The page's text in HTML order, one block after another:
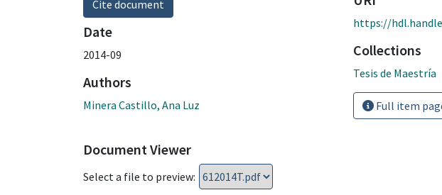
Cite document
Date
2014-09
Authors
Minera Castillo, Ana Luz
https://
Collections
Tesis de Maestría
Full item
Document Viewer
Select a file to preview: